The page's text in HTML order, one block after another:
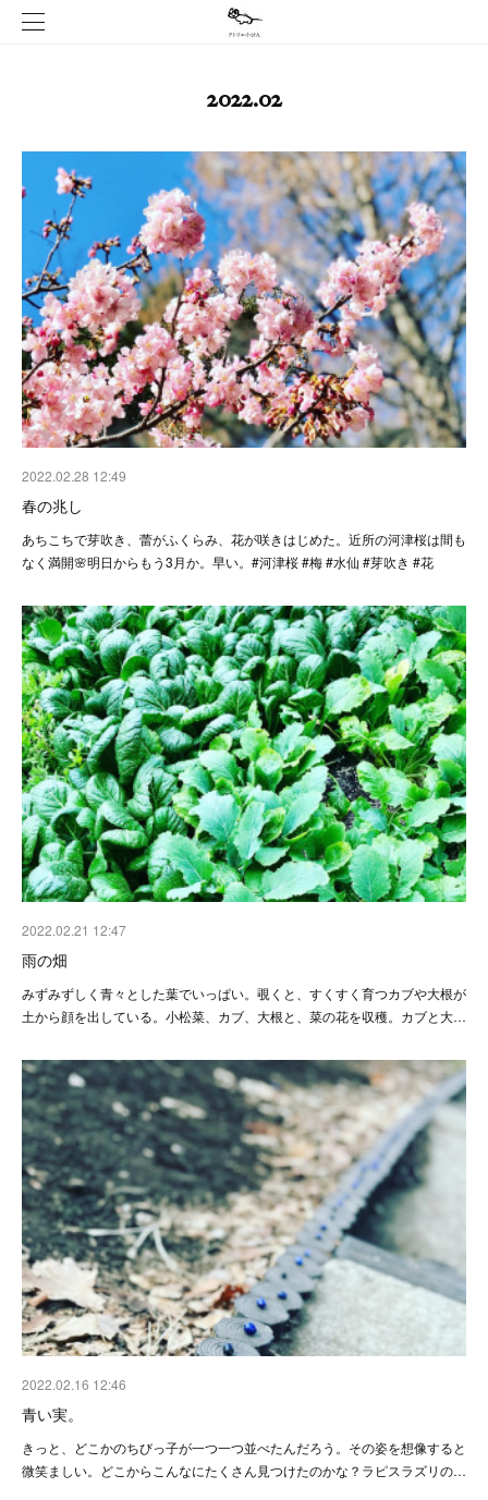
2022.02
2022.02.28 12:49
春の兆し
あちこちで芽吹き、蕾がふくらみ、花が咲きはじめた。近所の河津桜は間も
なく満開🌸明日からもう3月か。早い。#河津桜 #梅 #水仙 #芽吹き #花
2022.02.21 12:47
雨の畑
みずみずしく青々とした葉でいっぱい。覗くと、すくすく育つカブや大根が
土から顔を出している。小松菜、カブ、大根と、菜の花を収穫。カブと大…
2022.02.16 12:46
青い実。
きっと、どこかのちびっ子が一つ一つ並べたんだろう。その姿を想像すると
微笑ましい。どこからこんなにたくさん見つけたのかな？ラピスラズリの…